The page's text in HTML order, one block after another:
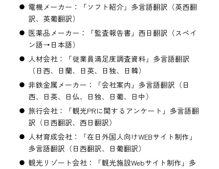
電機メーカー：「ソフト紹介」多言語翻訳（英西翻
訳、英葡翻訳）
医薬品メーカー：「監査報告書」西日翻訳（スペイ
ン語→日本語）
人材会社：「従業員満足度調査資料」多言語翻訳
（日西、日蘭、日英、日独、日韓）
非鉄金属メーカー：「会社案内」多言語翻訳（日
西、日英、日仏、日独、日葡、日中）
旅行会社：「観光PRに関するアンケート」多言語翻
訳（日西翻訳、西日翻訳）
人材育成会社：「在日外国人向けWEBサイト制作」
多言語翻訳（日西翻訳、日葡翻訳）
観光リゾート会社：「観光施設Webサイト制作」多